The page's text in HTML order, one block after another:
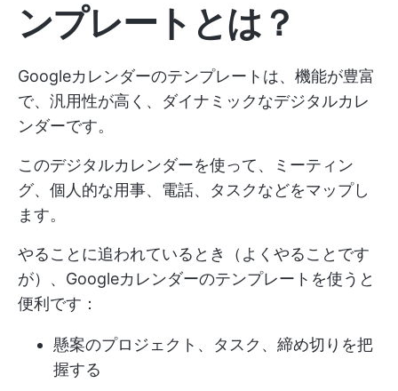
ンプレートとは？
Googleカレンダーのテンプレートは、機能が豊富
で、汎用性が高く、ダイナミックなデジタルカレ
ンダーです。
このデジタルカレンダーを使って、ミーティン
グ、個人的な用事、電話、タスクなどをマップし
ます。
やることに追われているとき（よくやることです
が）、Googleカレンダーのテンプレートを使うと
便利です：
懸案のプロジェクト、タスク、締め切りを把
握する